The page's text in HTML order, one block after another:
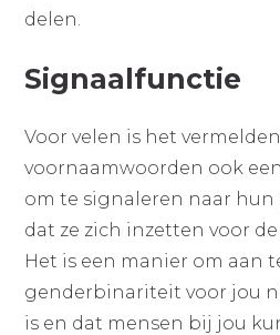
delen.
Signaalfunctie
Voor velen is het
voornaamwoorden ook
om te signaleren naar hun
dat ze zich inzetten voor
Het is een manier om aan
genderbinariteit voor jou
is en dat mensen bij jou